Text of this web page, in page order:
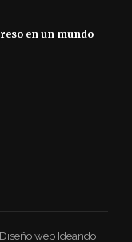
en un mundo
web Ideando